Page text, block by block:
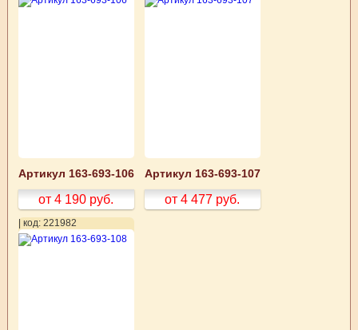
Артикул 163-693-106
от 4 190 руб.
Артикул 163-693-107
от 4 477 руб.
| код: 221982